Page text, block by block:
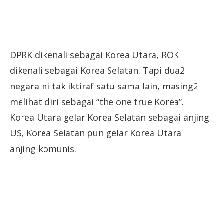
DPRK dikenali sebagai Korea Utara, ROK
dikenali sebagai Korea Selatan. Tapi dua2
negara ni tak iktiraf satu sama lain, masing2
melihat diri sebagai “the one true Korea”.
Korea Utara gelar Korea Selatan sebagai anjing
US, Korea Selatan pun gelar Korea Utara
anjing komunis.